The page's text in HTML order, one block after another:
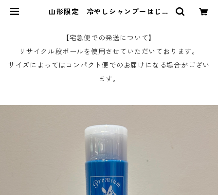
山形限定 冷やしシャンプーはじめ
【宅急便での発送について】
リサイクル段ボールを使用させていただいております。
サイズによってはコンパクト便でのお届けになる場合がござい
ます。